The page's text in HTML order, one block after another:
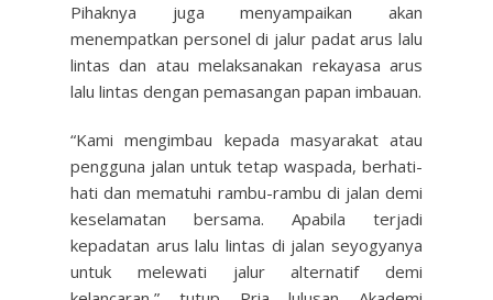
Pihaknya juga menyampaikan akan
menempatkan personel di jalur padat arus lalu
lintas dan atau melaksanakan rekayasa arus
lalu lintas dengan pemasangan papan imbauan.
“Kami mengimbau kepada masyarakat atau
pengguna jalan untuk tetap waspada, berhati-
hati dan mematuhi rambu-rambu di jalan demi
keselamatan bersama. Apabila terjadi
kepadatan arus lalu lintas di jalan seyogyanya
untuk melewati jalur alternatif demi